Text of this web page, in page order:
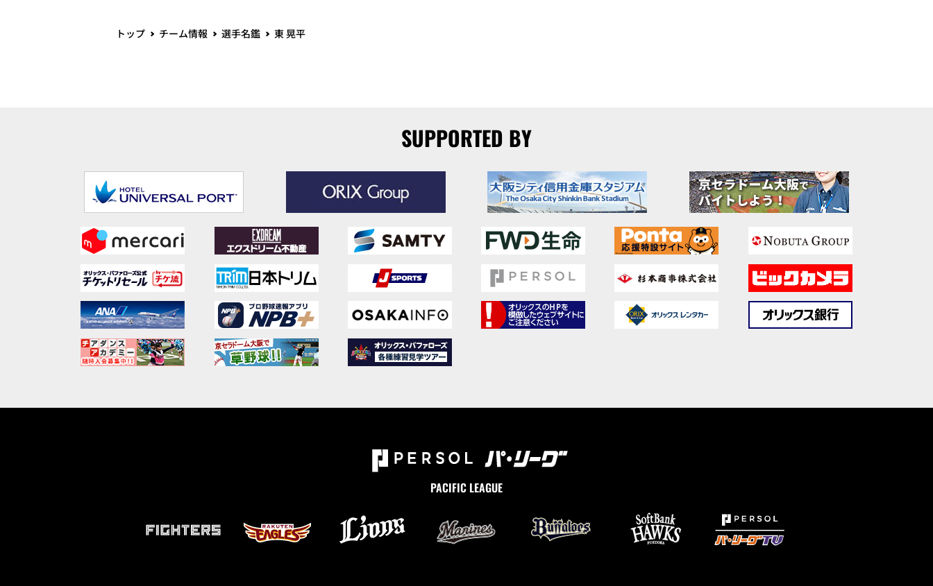
トップ チーム情報 選手名鑑 東 晃平
SUPPORTED BY
PACIFIC LEAGUE